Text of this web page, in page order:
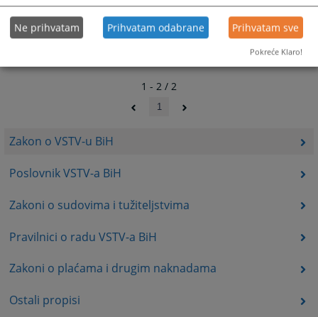
Zakon o VSTV-u BiH
Poslovnik VSTV-a BiH
Zakoni o sudovima i tužiteljstvima
Pravilnici o radu VSTV-a BiH
Zakoni o plaćama i drugim naknadama
Ostali propisi
1 - 2 / 2
1
Ne prihvatam Prihvatam odabrane Prihvatam sve
Pokreće Klaro!